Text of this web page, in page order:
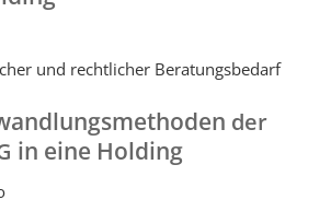
und rechtlicher Beratungsbedarf
der
in eine Holding